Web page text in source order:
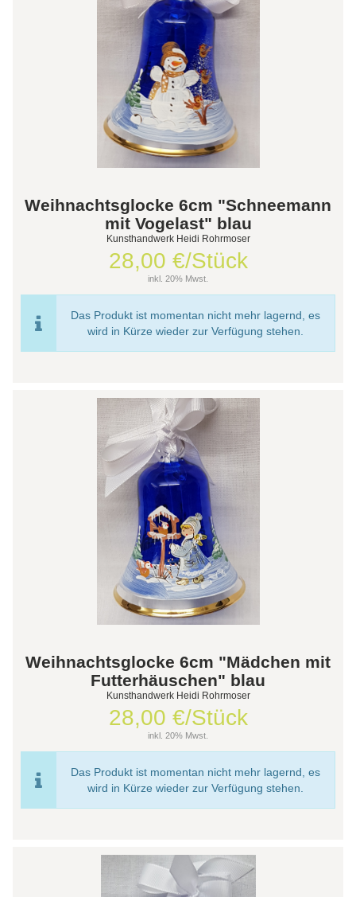
Weihnachtsglocke 6cm "Schneemann
mit Vogelast" blau
Kunsthandwerk Heidi Rohrmoser
28,00 €/Stück
inkl. 20% Mwst.
Das Produkt ist momentan nicht mehr lagernd, es
wird in Kürze wieder zur Verfügung stehen.
Weihnachtsglocke 6cm "Mädchen mit
Futterhäuschen" blau
Kunsthandwerk Heidi Rohrmoser
28,00 €/Stück
inkl. 20% Mwst.
Das Produkt ist momentan nicht mehr lagernd, es
wird in Kürze wieder zur Verfügung stehen.